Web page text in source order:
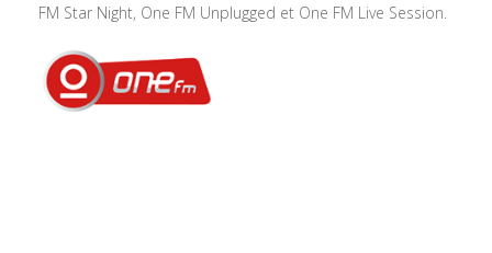
FM Star Night, One FM Unplugged et One FM Live Session.